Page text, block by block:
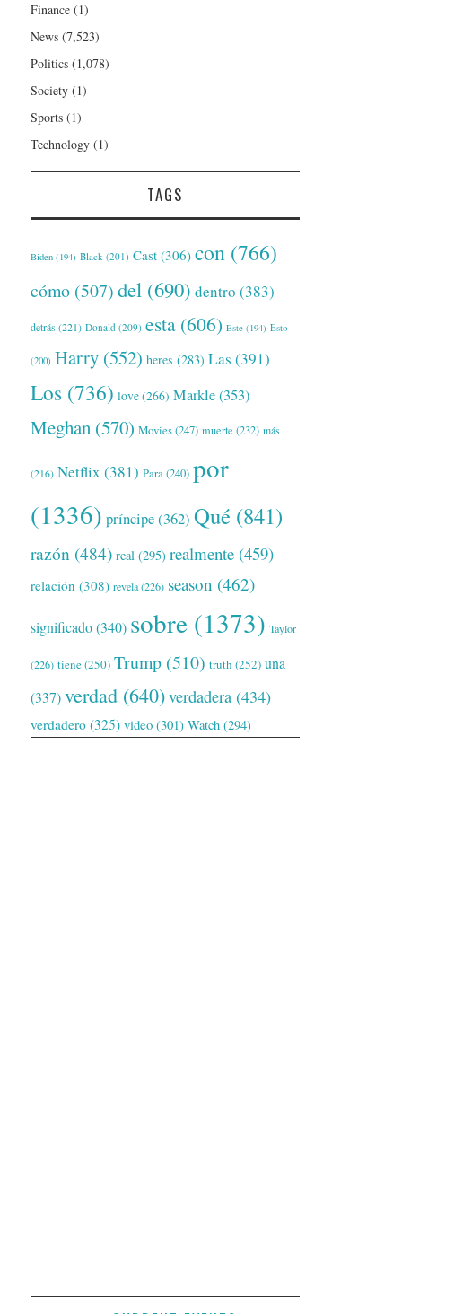
Finance (1)
News (7,523)
Politics (1,078)
Society (1)
Sports (1)
Technology (1)
TAGS
Biden (194) Black (201) Cast (306) con (766)
cómo (507)del (690) dentro (383)
detrás (221) Donald (209) esta (606) Este (194) Esto
(200) Harry (552) heres (283) Las (391)
Los (736) love(266) Markle(353)
Meghan (570) Movies(247) muerte (232) más
(216) Netflix (381) Para(240) por
(1336) príncipe(362) Qué (841)
razón (484) real (295) realmente (459)
relación (308) revela(226) season (462)
significado(340) sobre (1373) Taylor
(226) tiene(250) Trump (510) truth (252) una
(337)verdad (640)verdadera (434)
verdadero (325) video (301) Watch (294)